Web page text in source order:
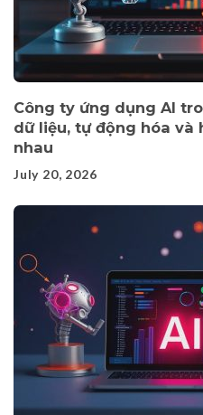
Công ty ứng dụng AI
dữ liệu, tự động hóa và
nhau
July 20, 2026